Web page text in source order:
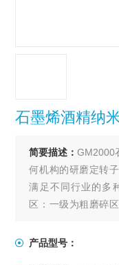
石墨烯酒精纳
简要描述：GM2000
何机构的研磨定转
满足不同行业的多
区：一级为粗磨碎
产品型号：